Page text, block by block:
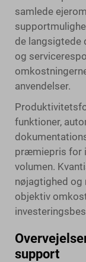
samlede
de
og
anvendelser.
funktioner,
præmiepris for
volumen.
nøjagtighed og
objektiv
support